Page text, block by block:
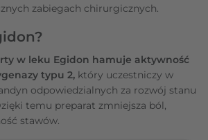
zabiegach chirurgicznych.
w leku Egidon hamuje aktywność
typu 2, który uczestniczy w
odpowiedzialnych za rozwój stanu
temu preparat zmniejsza ból,
stawów.